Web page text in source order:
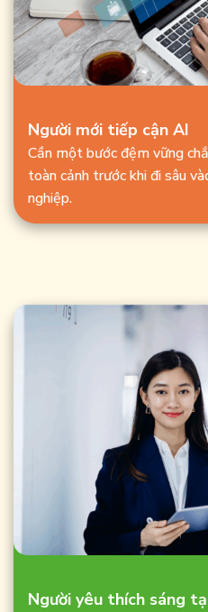
Người mới tiếp cận AI
Cần một bước đệm vững
toàn cảnh trước khi đi sâu
nghiệp.
Người yêu thích sáng